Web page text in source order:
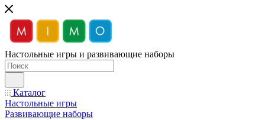
Настольные игры и развивающие наборы
Каталог
Настольные игры
Развивающие наборы